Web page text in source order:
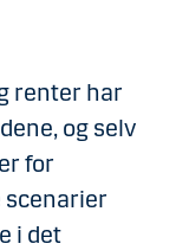
renter har
og selv
for
scenarier
i det